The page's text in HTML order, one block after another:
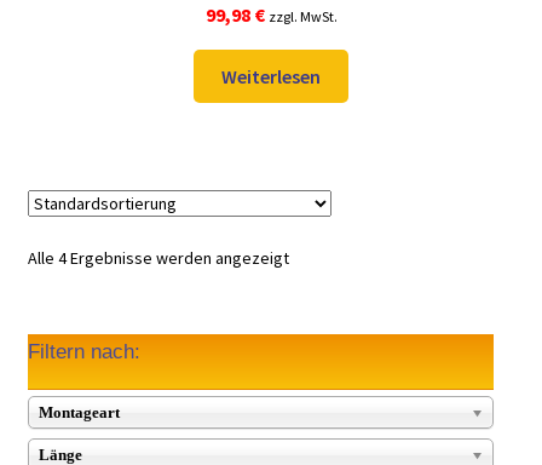
99,98 € zzgl. MwSt.
Weiterlesen
Alle 4 Ergebnisse werden angezeigt
Filtern nach:
Montageart
Länge